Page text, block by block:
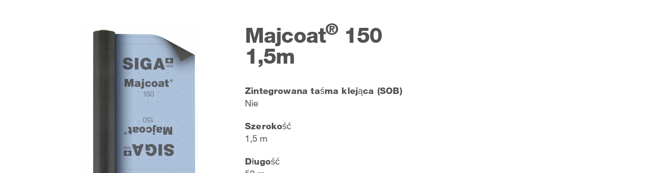
Majcoat® 150
1,5m
Zintegrowana taśma klejąca (SOB)
Nie
Szerokość
1,5 m
Długość